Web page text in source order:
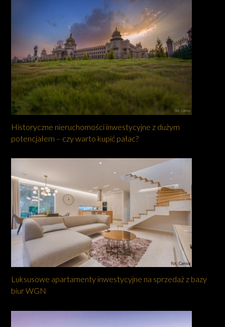
Historyczne nieruchomości inwestycyjne z dużym
potencjałem – czy warto kupić pałac?
Luksusowe apartamenty inwestycyjne na sprzedaż z bazy
biur WGN